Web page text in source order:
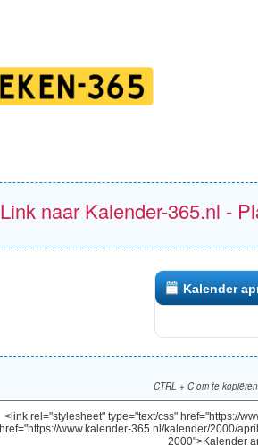
Link naar Kalender-365.nl -
Kalender
CTRL + C om te